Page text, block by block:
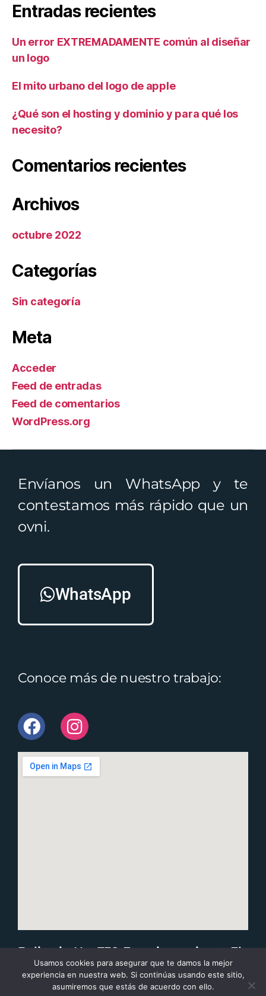
Entradas recientes
Un error EXTREMADAMENTE común al diseñar
un logo
El mito urbano del logo de apple
¿Qué son el hosting y dominio y para qué los
necesito?
Comentarios recientes
Archivos
octubre 2022
Categorías
Sin categoría
Meta
Acceder
Feed de entradas
Feed de comentarios
WordPress.org
Envíanos un WhatsApp y te
contestamos más rápido que un
ovni.
WhatsApp
Conoce más de nuestro trabajo:
Belisario No. 739 Fraccionamiento El
Parque CP 81259 Los Mochis, Sinaloa,
México.
Usamos cookies para asegurar que te damos la mejor
experiencia en nuestra web. Si continúas usando este sitio,
asumiremos que estás de acuerdo con ello.